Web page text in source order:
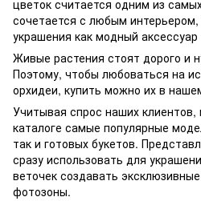
цветок считается одним из
сочетается с любым
украшения как модный аксессуар
Живые растения стоят дорого и
Поэтому, чтобы любоваться на
орхидеи, купить можно их в
Учитывая спрос наших
каталоге самые популярные
так и готовых букетов.
сразу использовать для
веточек создавать
фотозоны.